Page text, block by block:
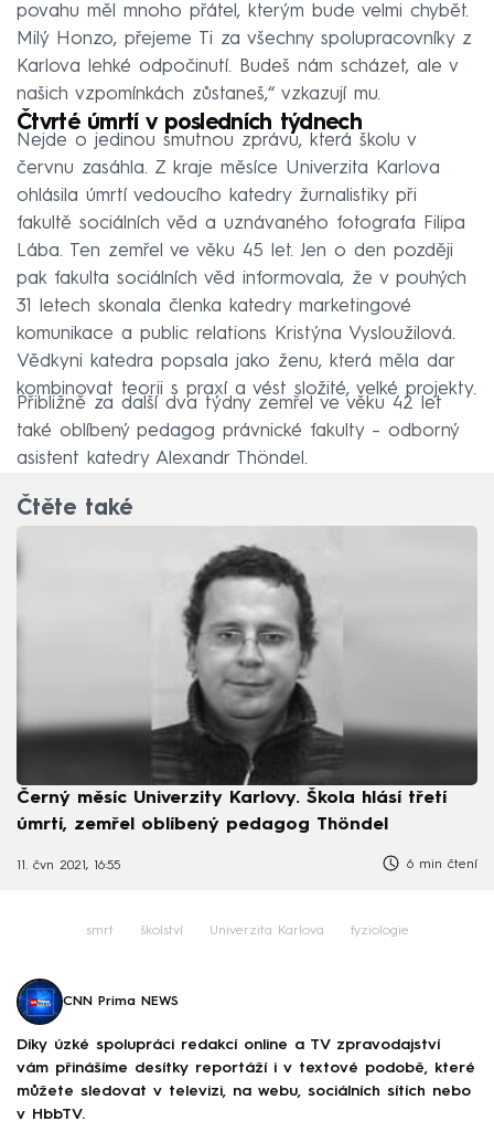
povahu měl mnoho přátel, kterým bude velmi chybět.
Milý Honzo, přejeme Ti za všechny spolupracovníky z
Karlova lehké odpočinutí. Budeš nám scházet, ale v
našich vzpomínkách zůstaneš,“ vzkazují mu.
Čtvrté úmrtí v posledních týdnech
Nejde o jedinou smutnou zprávu, která školu v
červnu zasáhla. Z kraje měsíce Univerzita Karlova
ohlásila úmrtí vedoucího katedry žurnalistiky při
fakultě sociálních věd a uznávaného fotografa Filipa
Lába. Ten zemřel ve věku 45 let. Jen o den později
pak fakulta sociálních věd informovala, že v pouhých
31 letech skonala členka katedry marketingové
komunikace a public relations Kristýna Vysloužilová.
Vědkyni katedra popsala jako ženu, která měla dar
kombinovat teorii s praxí a vést složité, velké projekty.
Přibližně za další dva týdny zemřel ve věku 42 let
také oblíbený pedagog právnické fakulty – odborný
asistent katedry Alexandr Thöndel.
Čtěte také
Černý měsíc Univerzity Karlovy. Škola hlásí třetí
úmrtí, zemřel oblíbený pedagog Thöndel
11. čvn 2021, 16:55 6 min čtení
smrt školství Univerzita Karlova fyziologie
CNN Prima NEWS
Díky úzké spolupráci redakcí online a TV zpravodajství
vám přinášíme desítky reportáží i v textové podobě, které
můžete sledovat v televizi, na webu, sociálních sítích nebo
v HbbTV.